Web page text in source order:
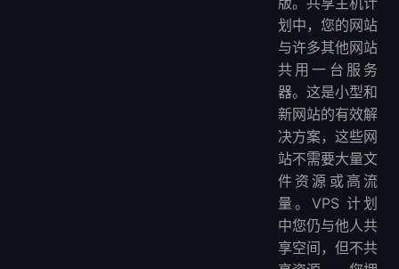
划中，您的网站
与许多其他网站
共用一台服务
器。这是小型和
新网站的有效解
决方案，这些网
站不需要大量文
件资源或高流
量。VPS 计划
中您仍与他人共
享空间，但不共